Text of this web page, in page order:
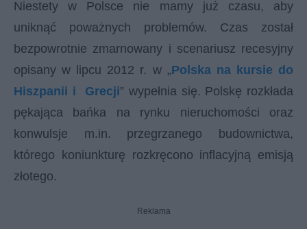
Niestety w Polsce nie mamy już czasu, aby
uniknąć poważnych problemów. Czas został
bezpowrotnie zmarnowany i scenariusz recesyjny
opisany w lipcu 2012 r. w „Polska na kursie do
Hiszpanii i Grecji” wypełnia się. Polskę rozkłada
pękająca bańka na rynku nieruchomości oraz
konwulsje m.in. przegrzanego budownictwa,
którego koniunkturę rozkręcono inflacyjną emisją
złotego.
Reklama